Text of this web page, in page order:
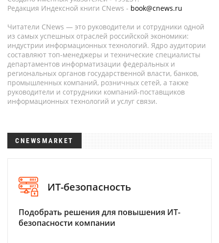
Редакция Индексной книги CNews - book@cnews.ru
Читатели CNews — это руководители и сотрудники одной
из самых успешных отраслей российской экономики:
индустрии информационных технологий. Ядро аудитории
составляют топ-менеджеры и технические специалисты
департаментов информатизации федеральных и
региональных органов государственной власти, банков,
промышленных компаний, розничных сетей, а также
руководители и сотрудники компаний-поставщиков
информационных технологий и услуг связи.
CNEWSMARKET
ИТ-безопасность
Подобрать решения для повышения ИТ-
безопасности компании